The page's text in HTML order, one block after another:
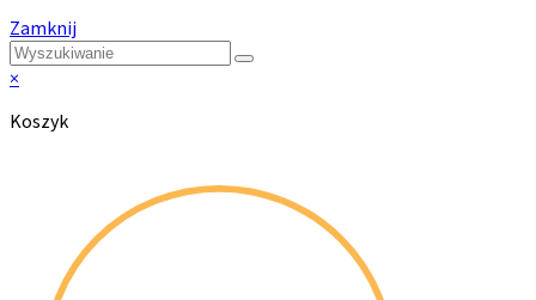
Zamknij
×
Koszyk